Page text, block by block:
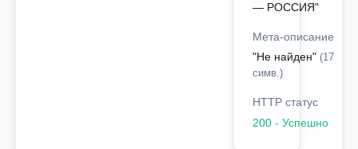
— РОССИЯ"
Мета-описание
"Не найден" (17
симв.)
HTTP статус
200 - Успешно